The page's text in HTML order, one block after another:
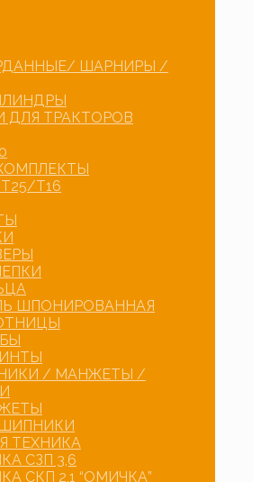
ШАРНИРЫ /
ДЛЯ ТРАКТОРОВ
Т16
ШПОНИРОВАННАЯ
/ МАНЖЕТЫ /
ТЕХНИКА
СЗП 3,6
СКП 2,1 “ОМИЧКА”